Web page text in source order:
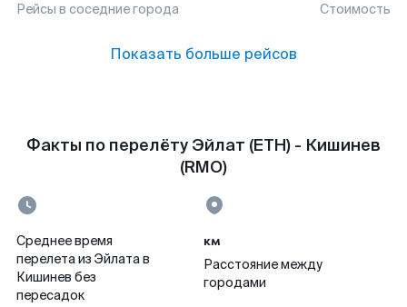
Рейсы в соседние города Стоимость
Показать больше рейсов
Факты по перелёту Эйлат (ETH) - Кишинев
(RMO)
Среднее время
перелета из Эйлата в
Кишинев без
пересадок
км
Расстояние между
городами